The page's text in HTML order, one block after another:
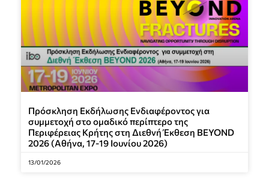
Πρόσκληση Εκδήλωσης Ενδιαφέροντος για
συμμετοχή στο ομαδικό περίπτερο της
Περιφέρειας Κρήτης στη Διεθνή Έκθεση BEYOND
2026 (Αθήνα, 17-19 Ιουνίου 2026)
13/01/2026